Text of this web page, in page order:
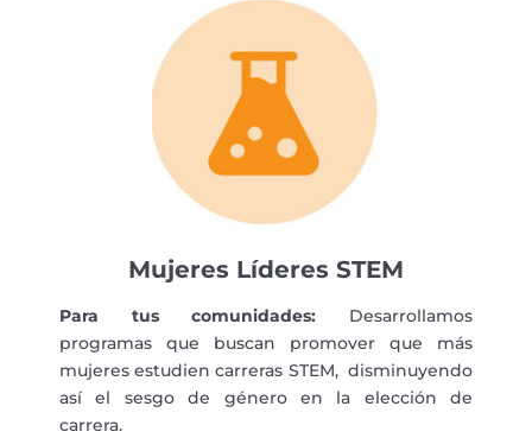
Mujeres Líderes STEM
Para tus comunidades: Desarrollamos
programas que buscan promover que más
mujeres estudien carreras STEM, disminuyendo
así el sesgo de género en la elección de
carrera.